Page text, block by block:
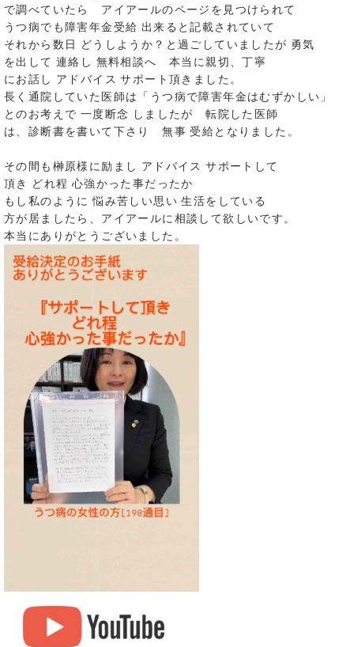
で調べていたら アイアールのページを見つけられて
うつ病でも障害年金受給 出来ると記載されていて
それから数日 どうしようか？と過ごしていましたが 勇気
を出して 連絡し 無料相談へ 本当に親切、丁寧
にお話し アドバイス サポート頂きました。
長く通院していた医師は「うつ病で障害年金はむずかしい」
とのお考えで 一度断念 しましたが 転院した医師
は、診断書を書いて下さり 無事 受給となりました。
その間も榊原様に励まし アドバイス サポートして
頂き どれ程 心強かった事だったか
もし私のように 悩み苦しい思い 生活をしている
方が居ましたら、アイアールに相談して欲しいです。
本当にありがとうございました。